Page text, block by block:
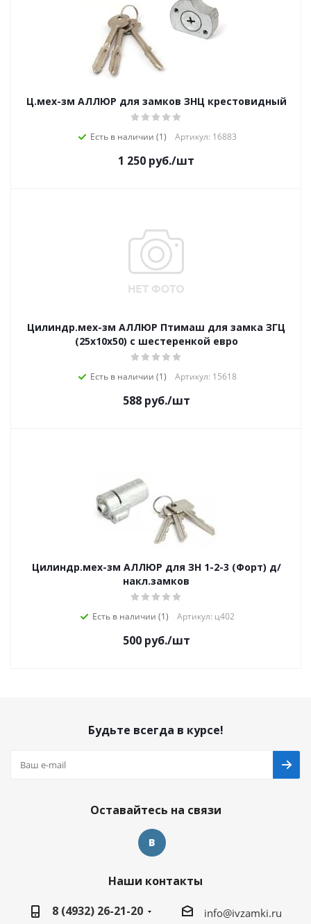
Ц.мех-зм АЛЛЮР для замков ЗНЦ крестовидный
Есть в наличии (1) Артикул: 16883
1 250 руб./шт
Цилиндр.мех-зм АЛЛЮР Птимаш для замка ЗГЦ
(25х10х50) с шестеренкой евро
Есть в наличии (1) Артикул: 15618
588руб./шт
Цилиндр.мех-зм АЛЛЮР для ЗН 1-2-3 (Форт) д/
накл.замков
Есть в наличии (1) Артикул: ц402
500руб./шт
Будьте всегда в курсе!
Оставайтесь на связи
Наши контакты
8 (4932) 26-21-20
info@ivzamki.ru